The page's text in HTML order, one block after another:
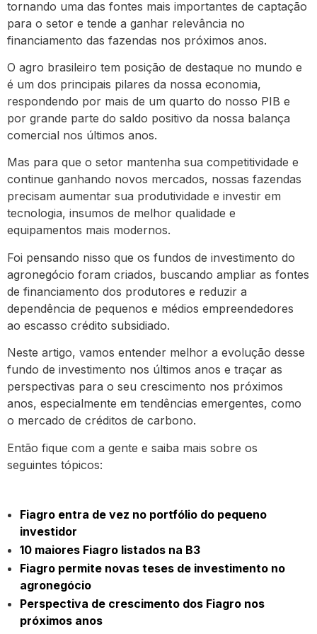
tornando uma das fontes mais importantes de captação
para o setor e tende a ganhar relevância no
financiamento das fazendas nos próximos anos.
O agro brasileiro tem posição de destaque no mundo e
é um dos principais pilares da nossa economia,
respondendo por mais de um quarto do nosso PIB e
por grande parte do saldo positivo da nossa balança
comercial nos últimos anos.
Mas para que o setor mantenha sua competitividade e
continue ganhando novos mercados, nossas fazendas
precisam aumentar sua produtividade e investir em
tecnologia, insumos de melhor qualidade e
equipamentos mais modernos.
Foi pensando nisso que os fundos de investimento do
agronegócio foram criados, buscando ampliar as fontes
de financiamento dos produtores e reduzir a
dependência de pequenos e médios empreendedores
ao escasso crédito subsidiado.
Neste artigo, vamos entender melhor a evolução desse
fundo de investimento nos últimos anos e traçar as
perspectivas para o seu crescimento nos próximos
anos, especialmente em tendências emergentes, como
o mercado de créditos de carbono.
Então fique com a gente e saiba mais sobre os
seguintes tópicos:
Fiagro entra de vez no portfólio do pequeno
investidor
10 maiores Fiagro listados na B3
Fiagro permite novas teses de investimento no
agronegócio
Perspectiva de crescimento dos Fiagro nos
próximos anos